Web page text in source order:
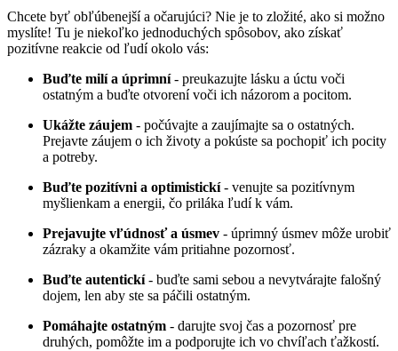
Chcete byť obľúbenejší a očarujúci? Nie je to zložité, ako si možno
myslíte! Tu je niekoľko jednoduchých spôsobov, ako získať
pozitívne reakcie od ľudí okolo vás:
Buďte milí a úprimní- preukazujte lásku a úctu voči
ostatným a buďte otvorení voči ich názorom a pocitom.
Ukážte záujem - počúvajte a zaujímajte sa o ostatných.
Prejavte záujem o ich životy a pokúste sa pochopiť ich pocity
a potreby.
Buďte pozitívni a optimistickí- venujte sa pozitívnym
myšlienkam a energii, čo priláka ľudí k vám.
Prejavujte vľúdnosť a úsmev - úprimný úsmev môže urobiť
zázraky a okamžite vám pritiahne pozornosť.
Buďte autentickí- buďte sami sebou a nevytvárajte falošný
dojem, len aby ste sa páčili ostatným.
Pomáhajte ostatným - darujte svoj čas a pozornosť pre
druhých, pomôžte im a podporujte ich vo chvíľach ťažkostí.